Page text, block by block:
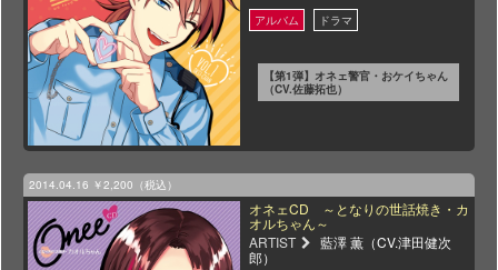
【第1弾】オネェ警官・おケイちゃん
（CV.佐藤拓也）
2014.04.16 ￥2,200（税込）
オネェCD ～となりの世話焼き・カ
オルちゃん～
ARTIST
藍澤 薫（CV.津田健次
郎）